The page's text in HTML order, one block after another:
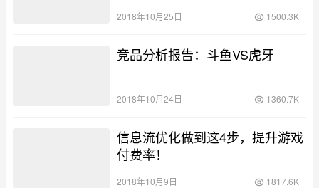
2018年10月25日 1500.3K
竞品分析报告：斗鱼VS虎牙
2018年10月24日 1360.7K
信息流优化做到这4步，提升游戏
付费率！
2018年10月9日 1817.6K